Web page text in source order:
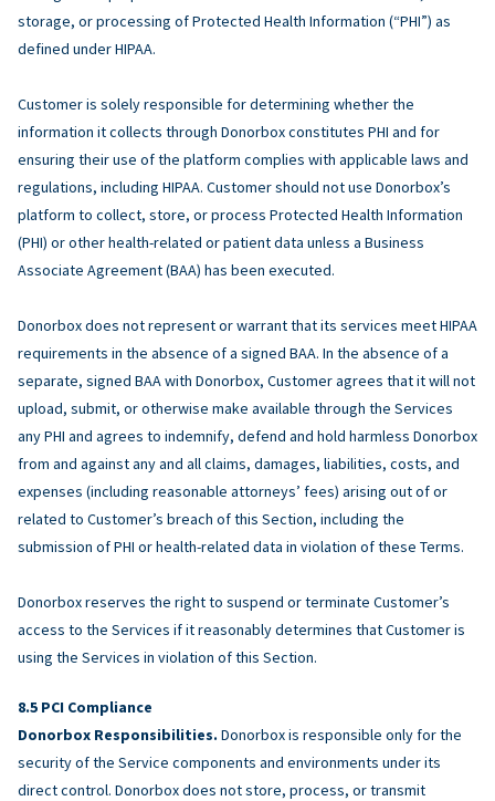
storage, or processing of Protected Health Information (“PHI”) as
defined under HIPAA.
Customer is solely responsible for determining whether the
information it collects through Donorbox constitutes PHI and for
ensuring their use of the platform complies with applicable laws and
regulations, including HIPAA. Customer should not use Donorbox’s
platform to collect, store, or process Protected Health Information
(PHI) or other health-related or patient data unless a Business
Associate Agreement (BAA) has been executed.
Donorbox does not represent or warrant that its services meet HIPAA
requirements in the absence of a signed BAA. In the absence of a
separate, signed BAA with Donorbox, Customer agrees that it will not
upload, submit, or otherwise make available through the Services
any PHI and agrees to indemnify, defend and hold harmless Donorbox
from and against any and all claims, damages, liabilities, costs, and
expenses (including reasonable attorneys’ fees) arising out of or
related to Customer’s breach of this Section, including the
submission of PHI or health-related data in violation of these Terms.
Donorbox reserves the right to suspend or terminate Customer’s
access to the Services if it reasonably determines that Customer is
using the Services in violation of this Section.
PCI Compliance
Donorbox Responsibilities. Donorbox is responsible only for the
security of the Service components and environments under its
direct control. Donorbox does not store, process, or transmit